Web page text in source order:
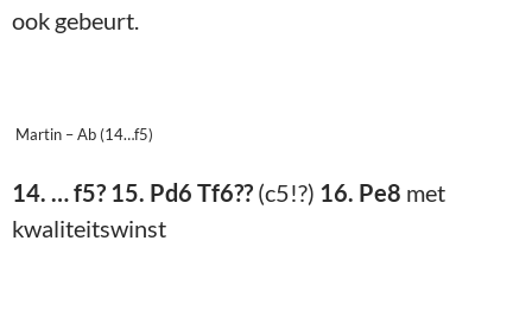
ook gebeurt.
Martin – Ab (14…f5)
14. … f5? 15. Pd6 Tf6?? (c5!?) 16. Pe8 met
kwaliteitswinst